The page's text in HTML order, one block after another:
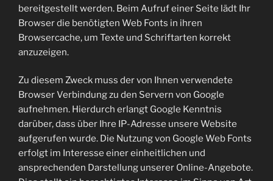
bereitgestellt werden. Beim Aufruf einer Seite lädt Ihr
Browser die benötigten Web Fonts in ihren
Browsercache, um Texte und Schriftarten korrekt
anzuzeigen.
Zu diesem Zweck muss der von Ihnen verwendete
Browser Verbindung zu den Servern von Google
aufnehmen. Hierdurch erlangt Google Kenntnis
darüber, dass über Ihre IP-Adresse unsere Website
aufgerufen wurde. Die Nutzung von Google Web Fonts
erfolgt im Interesse einer einheitlichen und
ansprechenden Darstellung unserer Online-Angebote.